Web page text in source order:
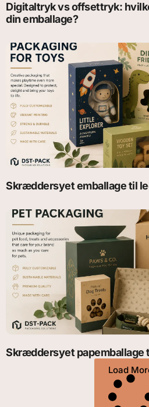
Digitaltryk vs offsettryk:
din emballage?
Skræddersyet emballage til
Skræddersyet
Load